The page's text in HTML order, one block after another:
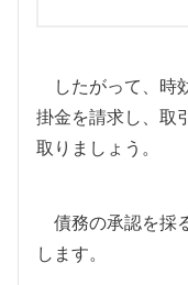
したがって、時
掛金を請求し、取
取りましょう。
債務の承認を採
します。